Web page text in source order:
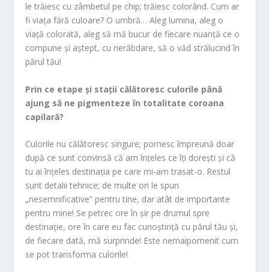
le trăiesc cu zâmbetul pe chip; trăiesc colorând. Cum ar
fi viața fără culoare? O umbră… Aleg lumina, aleg o
viață colorată, aleg să mă bucur de fiecare nuanță ce o
compune și aștept, cu nerăbdare, să o văd strălucind în
părul tău!
Prin ce etape și stații călătoresc culorile până
ajung să ne pigmenteze în totalitate coroana
capilară?
Culorile nu călătoresc singure; pornesc împreună doar
după ce sunt convinsă că am înțeles ce îți dorești și că
tu ai înțeles destinația pe care mi-am trasat-o. Restul
sunt detalii tehnice; de multe ori le spun
„nesemnificative” pentru tine, dar atât de importante
pentru mine! Se petrec ore în șir pe drumul spre
destinație, ore în care eu fac cunoștință cu părul tău și,
de fiecare dată, mă surprinde! Este nemaipomenit cum
se pot transforma culorile!